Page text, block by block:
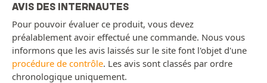
AVIS DES INTERNAUTES
Pour pouvoir évaluer ce produit, vous devez
préalablement avoir effectué une commande. Nous vous
informons que les avis laissés sur le site font l'objet d'une
procédure de contrôle. Les avis sont classés par ordre
chronologique uniquement.